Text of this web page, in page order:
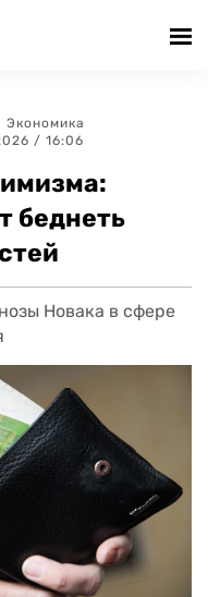
Экономика
/ 16:06
беднеть
Новака в сфере